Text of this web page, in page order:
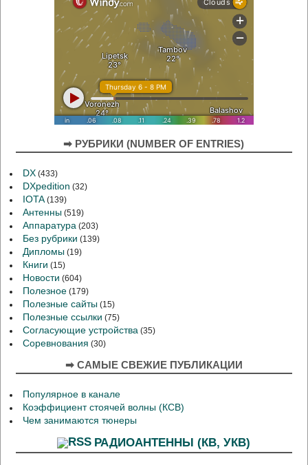
➡ РУБРИКИ (NUMBER OF ENTRIES)
DX (433)
DXpedition (32)
IOTA (139)
Антенны (519)
Аппаратура (203)
Без рубрики (139)
Дипломы (19)
Книги (15)
Новости (604)
Полезное (179)
Полезные сайты (15)
Полезные ссылки (75)
Согласующие устройства (35)
Соревнования (30)
➡ САМЫЕ СВЕЖИЕ ПУБЛИКАЦИИ
Популярное в канале
Коэффициент стоячей волны (КСВ)
Чем занимаются тюнеры
РАДИОАНТЕННЫ (КВ, УКВ)